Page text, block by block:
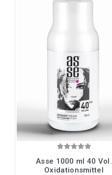
Asse 1000 ml 40 Vol.
Oxidationsmittel